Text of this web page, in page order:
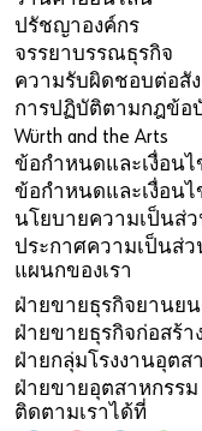
ปรัชญาองค์กร
จรรยาบรรณธุรกิจ
ความรับผิดชอบต่อสั
การปฏิบัติตามกฎข้อ
Würth and the Arts
ข้อกำหนดและเงื่อน
ข้อกำหนดและเงื่อน
นโยบายความเป็นส่
ประกาศความเป็นส่
แผนกของเรา
ฝ่ายขายธุรกิจยานย
ฝ่ายขายธุรกิจก่อสร้าง
ฝ่ายกลุ่มโรงงานอุตส
ฝ่ายขายอุตสาหกรรม
ติดตามเราได้ที่